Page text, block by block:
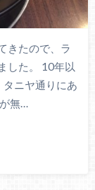
きたので、ラ
した。 10年以
ニヤ通りにあ
無…